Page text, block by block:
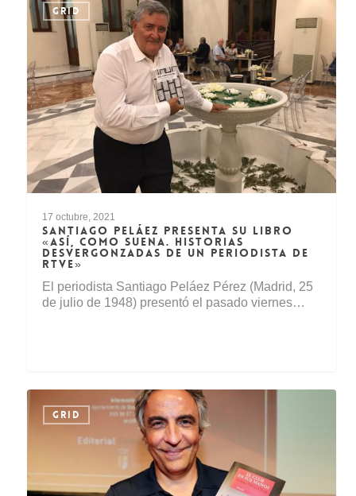
GRID
17 octubre, 2021
SANTIAGO PELÁEZ PRESENTA SU LIBRO
«ASÍ, COMO SUENA. HISTORIAS
DESVERGONZADAS DE UN PERIODISTA DE
RTVE»
El periodista Santiago Peláez Pérez (Madrid, 25
de julio de 1948) presentó el pasado viernes…
GRID